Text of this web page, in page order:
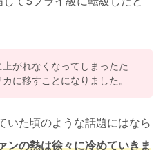
がれなくなってしまったた
に移すことになりました。
いた頃のような話題にはなら
ンの熱は徐々に冷めていきま